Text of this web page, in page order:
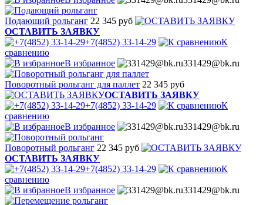
Подающий рольганг 22 345 руб
ОСТАВИТЬ ЗАЯВКУ
+7(4852) 33-14-29
К
сравнению
В избранное
331429@bk.ru
Поворотный рольганг для паллет 22 345 руб
ОСТАВИТЬ ЗАЯВКУ
+7(4852) 33-14-29
К
сравнению
В избранное
331429@bk.ru
Поворотный рольганг 22 345 руб
ОСТАВИТЬ ЗАЯВКУ
+7(4852) 33-14-29
К
сравнению
В избранное
331429@bk.ru